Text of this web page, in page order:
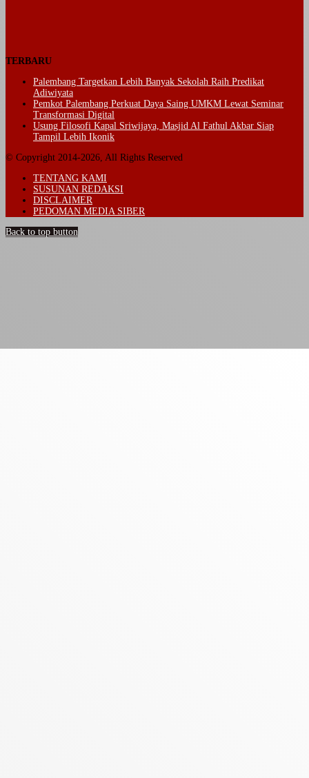
TERBARU
Palembang Targetkan Lebih Banyak Sekolah Raih Predikat
Adiwiyata
Pemkot Palembang Perkuat Daya Saing UMKM Lewat Seminar
Transformasi Digital
Usung Filosofi Kapal Sriwijaya, Masjid Al Fathul Akbar Siap
Tampil Lebih Ikonik
© Copyright 2014-2026, All Rights Reserved
TENTANG KAMI
SUSUNAN REDAKSI
DISCLAIMER
PEDOMAN MEDIA SIBER
Back to top button